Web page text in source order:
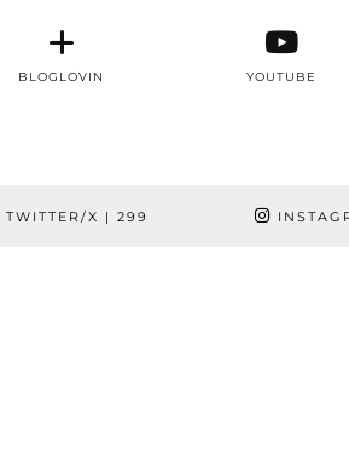
BLOGLOVIN YOUTUBE
TWITTER/X | 299